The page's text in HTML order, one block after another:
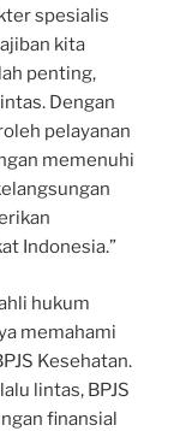
spesialis
kita
penting,
Dengan
pelayanan
memenuhi
Indonesia.”
hukum
memahami
Kesehatan.
lintas, BPJS
finansial